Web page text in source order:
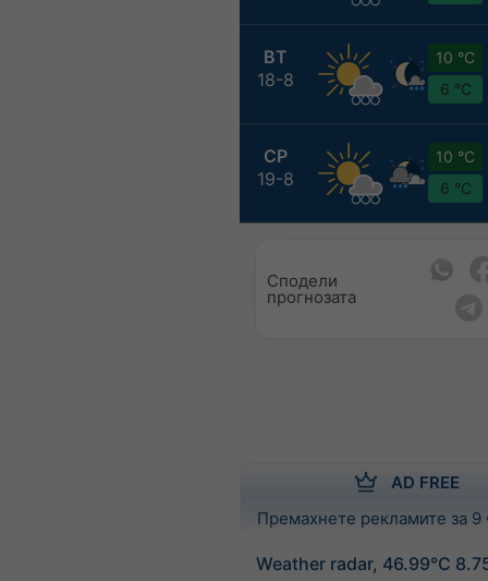
ВТ
18-8
10 °C
6 °C
СР
19-8
10 °C
6 °C
Сподели
прогнозата
AD FREE
Премахнете рекламите за
Weather radar, 46.99°С